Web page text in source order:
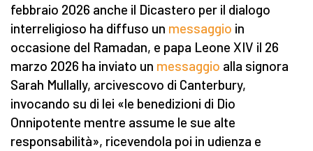
febbraio 2026 anche il Dicastero per il dialogo
interreligioso ha diffuso un messaggio in
occasione del Ramadan, e papa Leone XIV il 26
marzo 2026 ha inviato un messaggio alla signora
Sarah Mullally, arcivescovo di Canterbury,
invocando su di lei «le benedizioni di Dio
Onnipotente mentre assume le sue alte
responsabilità», ricevendola poi in udienza e